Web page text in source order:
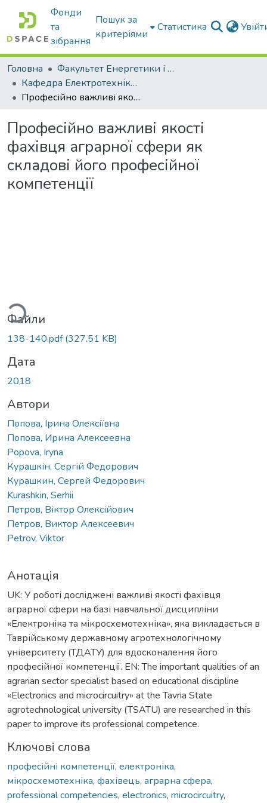
Фонди
та
зібрання
Пошук за
критеріями
Статистика
Головна
Факультет Енергетики і комп'ютерних технологій
Кафедра Електротехніки і електромеханіки ім. проф. В.В. Овчарова
Професійно важливі якості фахівця аграрної сфери як складові його професійної компетенції
Професійно важливі якості
фахівця аграрної сфери як
складові його професійної
компетенції
Файли
138-140.pdf(327.51 KB)
Дата
2018
Автори
Попова, Ірина Олексіївна
Попова, Ирина Алексеевна
Popova, Iryna
Курашкін, Сергій Федорович
Курашкин, Сергей Федорович
Kurashkin, Serhii
Петров, Віктор Олексійович
Петров, Виктор Алексеевич
Petrov, Viktor
Анотація
UK: У роботі досліджені важливі якості фахівця
аграрної сфери на базі навчальної дисципліни
«Електроніка та мікросхемотехніка», яка викладається в
Таврійському державному агротехнологічному
університету (ТДАТУ) для вдосконалення його
професійної компетенції. EN: The important qualities of an
agrarian sector specialist based on educational discipline
«Electronics and microcircuitry» at the Tavria State
agrotechnological university (TSATU) are researched in this
paper to improve its professional competence.
Ключові слова
професійні компетенції, електроніка,
мікросхемотехніка, фахівець, аграрна сфера,
professional competencies, electronics, microcircuitry,